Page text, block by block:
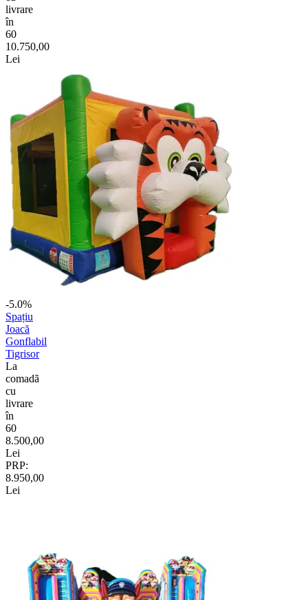
livrare
în
60
10.750,00
Lei
-5.0%
Spațiu
Joacă
Gonflabil
Tigrisor
La
comadã
cu
livrare
în
60
8.500,00
Lei
PRP:
8.950,00
Lei